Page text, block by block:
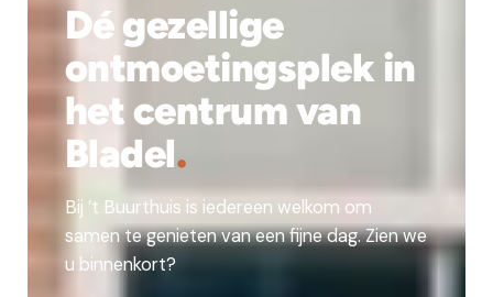
Dé gezellige
ontmoetingsplek in
het centrum van
Bladel.
Bij ’t Buurthuis is iedereen welkom om
samen te genieten van een fijne dag. Zien we
u binnenkort?